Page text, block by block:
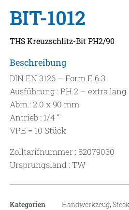
BIT-1012
THS Kreuzschlitz-Bit PH2/90
Beschreibung
DIN EN 3126 – Form E 6.3
Ausführung : PH 2 – extra lang
Abm.: 2.0 x 90 mm
Antrieb : 1/4 “
VPE = 10 Stück
Zolltarifnummer : 82079030
Ursprungsland : TW
Kategorien Handwerkzeug,